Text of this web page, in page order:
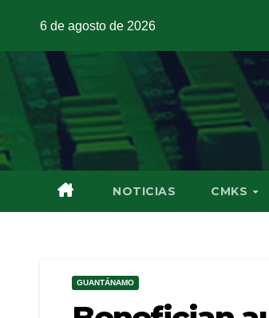
6 de agosto de 2026
NOTICIAS CMKS
GUANTÁNAMO